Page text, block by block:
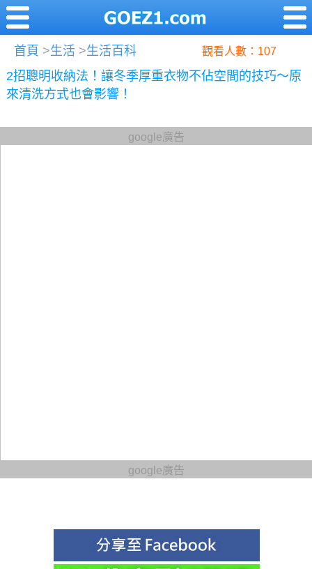
首頁 >生活 >生活百科 觀看人數：107
2招聰明收納法！讓冬季厚重衣物不佔空間的技巧～原
來清洗方式也會影響！
google廣告
google廣告